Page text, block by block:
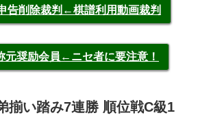
告削除裁判←棋譜利用動画裁判
元奨励会員←ニセ者に要注意！
揃い踏み7連勝 順位戦C級1